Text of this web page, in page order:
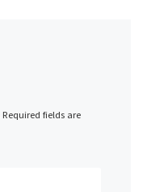
Required fields are